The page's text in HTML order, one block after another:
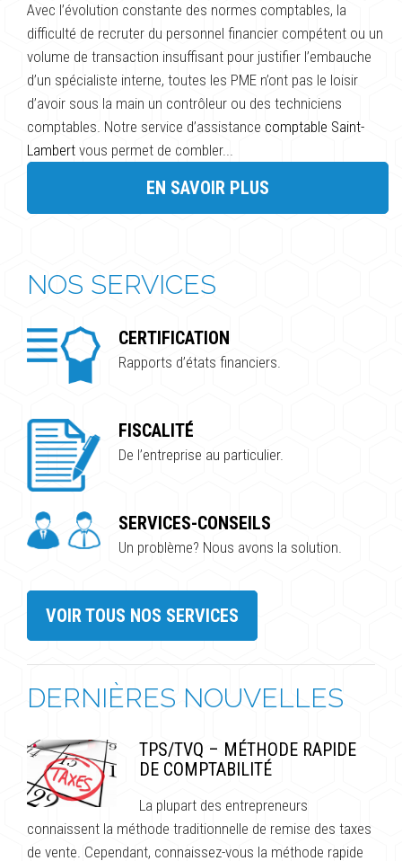
Avec l’évolution constante des normes comptables, la
difficulté de recruter du personnel financier compétent ou un
volume de transaction insuffisant pour justifier l’embauche
d’un spécialiste interne, toutes les PME n’ont pas le loisir
d’avoir sous la main un contrôleur ou des techniciens
comptables. Notre service d’assistance comptable Saint-
Lambert vous permet de combler...
EN SAVOIR PLUS
NOS SERVICES
CERTIFICATION
Rapports d’états financiers.
FISCALITÉ
De l’entreprise au particulier.
SERVICES-CONSEILS
Un problème? Nous avons la solution.
VOIR TOUS NOS SERVICES
DERNIÈRES NOUVELLES
TPS/TVQ – MÉTHODE RAPIDE
DE COMPTABILITÉ
La plupart des entrepreneurs
connaissent la méthode traditionnelle de remise des taxes
de vente. Cependant, connaissez-vous la méthode rapide